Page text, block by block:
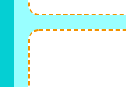
Christentum